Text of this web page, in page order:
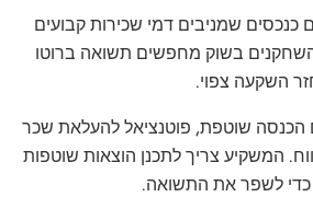
כנכסים שמניבים דמי שכירות קבועים
בשוק מחפשים תשואה ברוטו
השקעה צפוי.
הכנסה שוטפת, פוטנציאל להעלאת שכר
המשקיע צריך לתכנן הוצאות שוטפות
כדי לשפר את התשואה.